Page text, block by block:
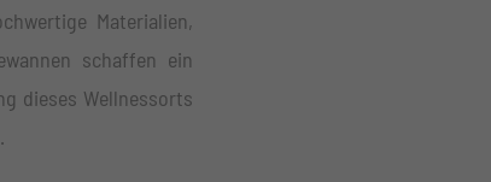
Materialien,
schaffen ein
dieses Wellnessorts